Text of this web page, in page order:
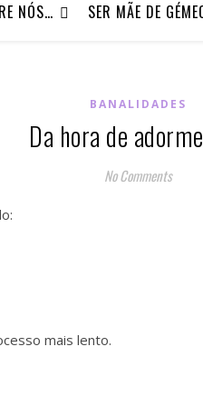
NÓS… SER MÃE DE
BANALIDADES
Da hora de
No Comments
mais lento.